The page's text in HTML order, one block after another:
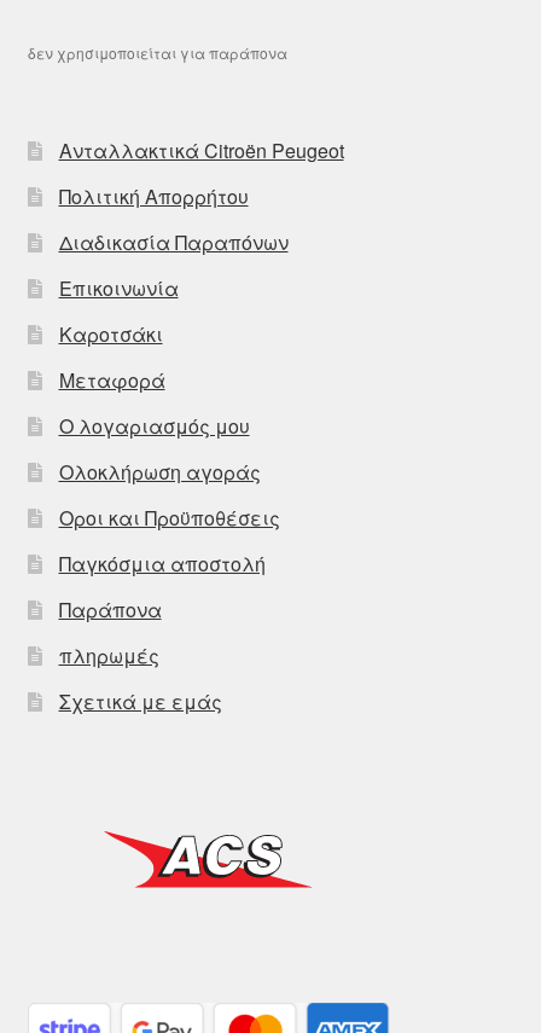
δεν χρησιμοποιείται για παράπονα
Ανταλλακτικά Citroën Peugeot
Πολιτική Απορρήτου
Διαδικασία Παραπόνων
Επικοινωνία
Καροτσάκι
Μεταφορά
Ο λογαριασμός μου
Ολοκλήρωση αγοράς
Οροι και Προϋποθέσεις
Παγκόσμια αποστολή
Παράπονα
πληρωμές
Σχετικά με εμάς